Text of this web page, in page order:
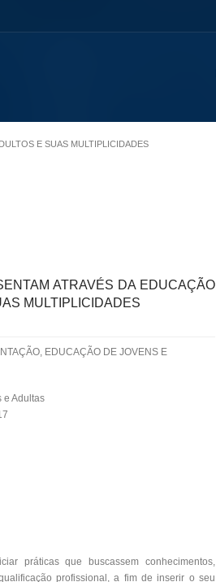
E SUAS MULTIPLICIDADES
ATRAVÉS DA EDUCAÇÃO
MULTIPLICIDADES
EDUCAÇÃO DE JOVENS E
e Adultas
práticas que buscassem conhecimentos,
profissional, a fim de inserir o seu